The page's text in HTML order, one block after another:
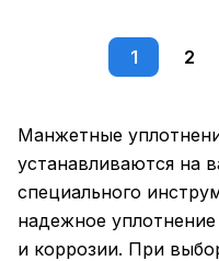
1 2
Манжетные
устанавливаются на
специального
надежное
и коррозии. При